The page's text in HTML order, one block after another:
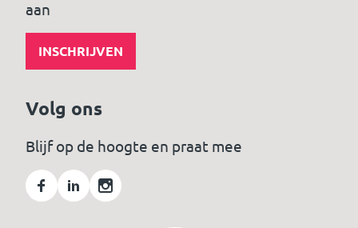
aan
INSCHRIJVEN
Volg ons
Blijf op de hoogte en praat mee